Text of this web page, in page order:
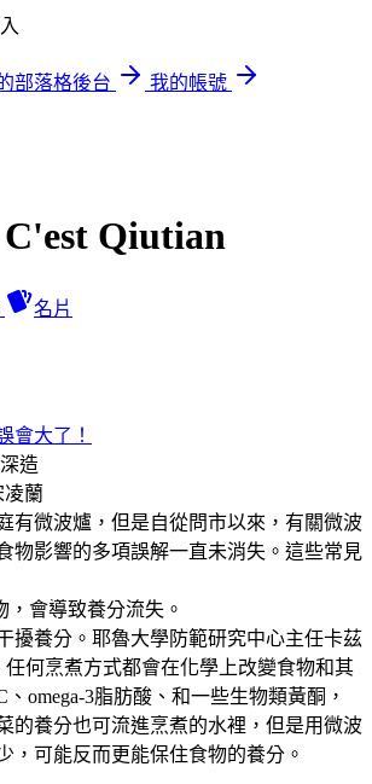
部落格後台
我的帳號
Qiutian
名片
會大了！
造
凌蘭
有微波爐，但是自從問市以來，有關微波
物影響的多項誤解一直未消失。這些常見
，會導致養分流失。
擾養分。耶魯大學防範研究中心主任卡茲
任何烹煮方式都會在化學上改變食物和其
omega-3脂肪酸、和一些生物類黃酮，
的養分也可流進烹煮的水裡，但是用微波
，可能反而更能保住食物的養分。